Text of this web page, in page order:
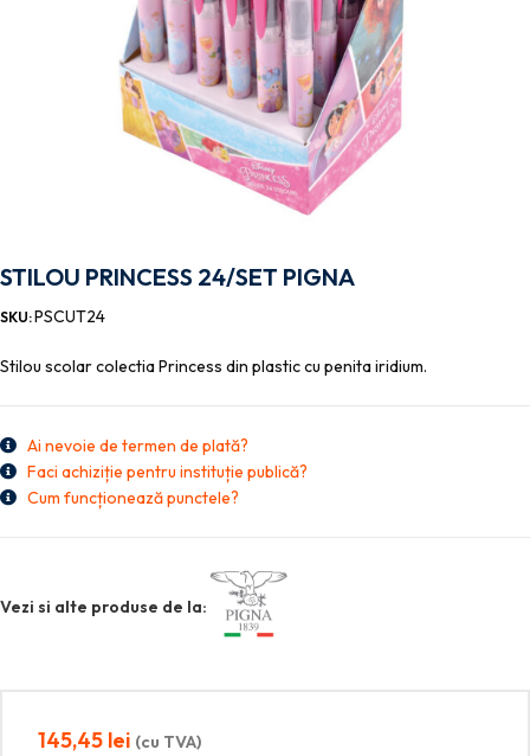
STILOU PRINCESS 24/SET PIGNA
SKU:PSCUT24
Stilou scolar colectia Princess din plastic cu penita iridium.
Ai nevoie de termen de plată?
Faci achiziție pentru instituție publică?
Cum funcționează punctele?
Vezi si alte produse de la:
145,45 lei (cu TVA)